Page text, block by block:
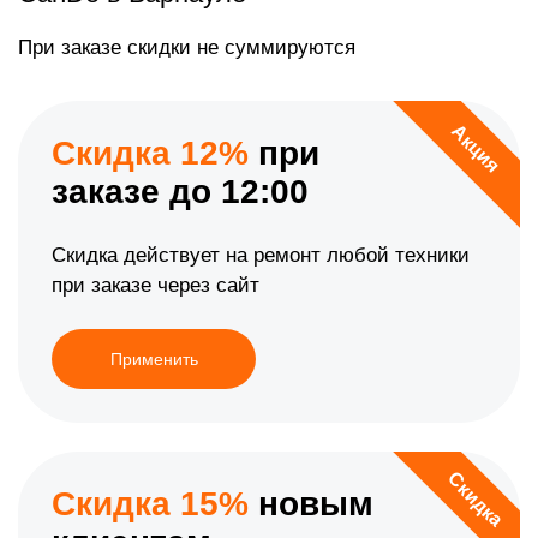
При заказе скидки не суммируются
Акция
Скидка 12% при
заказе до 12:00
Скидка действует на ремонт любой техники
при заказе через сайт
Применить
Скидка
Скидка 15% новым